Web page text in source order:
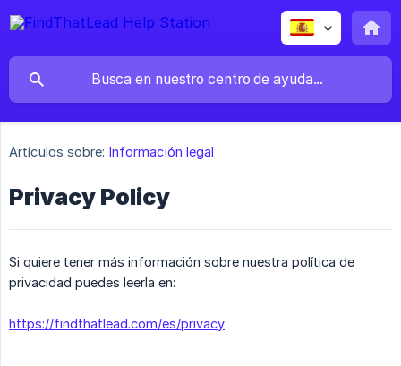
Artículos sobre: Información legal
Privacy Policy
Si quiere tener más información sobre nuestra política de
privacidad puedes leerla en:
https://findthatlead.com/es/privacy